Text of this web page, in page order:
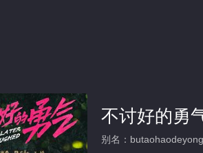
不讨好的勇
别名：